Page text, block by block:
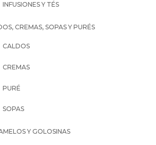
INFUSIONES Y TÉS
CREMAS, SOPAS Y PURÉS
CALDOS
CREMAS
PURÉ
SOPAS
Y GOLOSINAS